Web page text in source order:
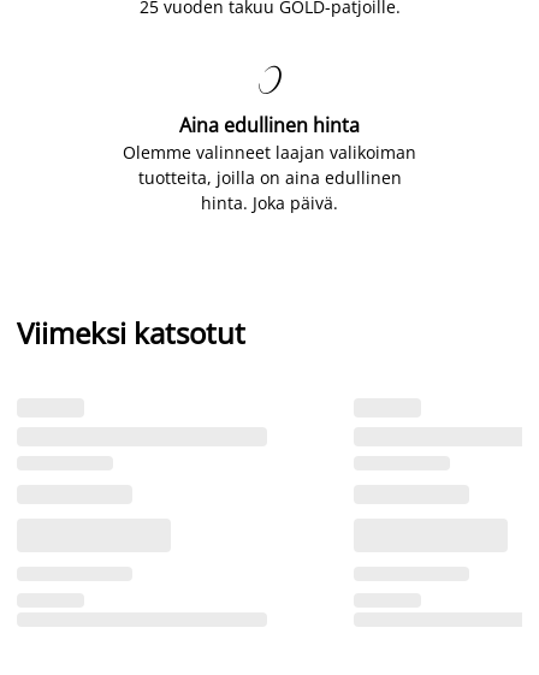
25 vuoden takuu GOLD-patjoille.

Aina edullinen hinta
Olemme valinneet laajan valikoiman
tuotteita, joilla on aina edullinen
hinta. Joka päivä.
Viimeksi katsotut